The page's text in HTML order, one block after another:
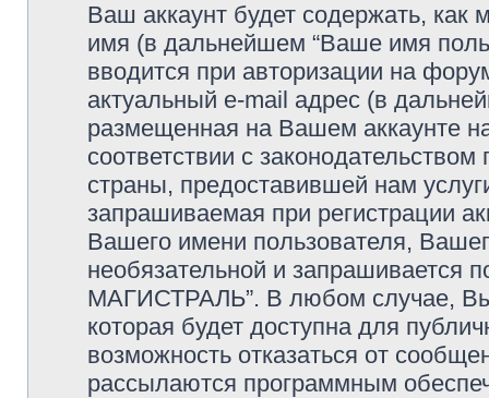
Ваш аккаунт будет содержать,
имя (в дальнейшем “Ваше имя
вводится при авторизации на
актуальный e-mail адрес (в
размещенная на Вашем аккаунте
соответствии с
страны, предоставившей нам
запрашиваемая при регистрации
Вашего имени пользователя,
необязательной и запрашивается
МАГИСТРАЛЬ”. В любом случае,
которая будет доступна для
возможность отказаться от
рассылаются программным